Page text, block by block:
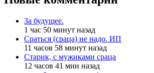
За будущее.
1 час 50 минут назад
Сраться (сраца) не надо. ИП
11 часов 58 минут назад
Старик, с мужиками сраца
12 часов 41 мин назад